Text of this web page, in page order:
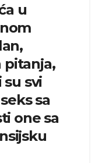
u
pitanja,
svi
sa
one sa